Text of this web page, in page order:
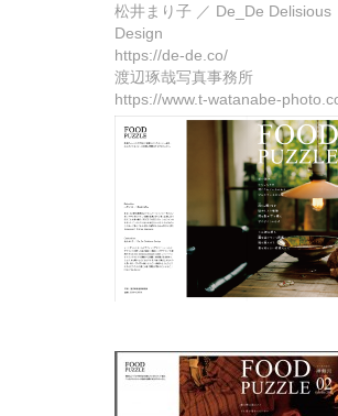
松井まり子 ／ De_De Delisious
Design
https://de-de.co/
渡辺琢哉写真事務所
https://www.t-watanabe-